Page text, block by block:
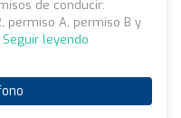
de conducir:
permiso A, permiso B y
Seguir leyendo